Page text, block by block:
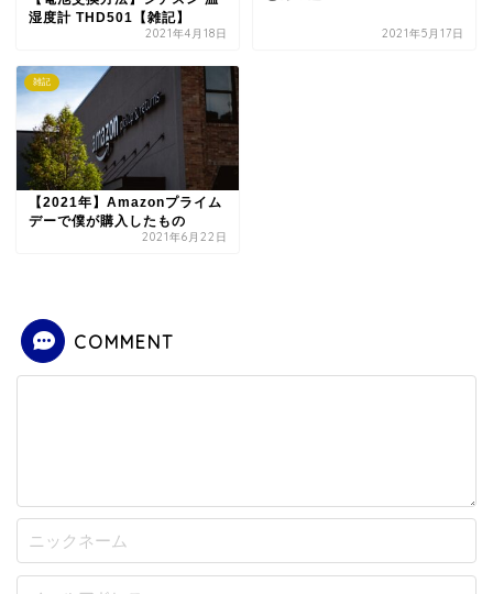
湿度計 THD501【雑記】
2021年4月18日 2021年5月17日
雑記
【2021年】Amazonプライム
デーで僕が購入したもの
2021年6月22日
COMMENT